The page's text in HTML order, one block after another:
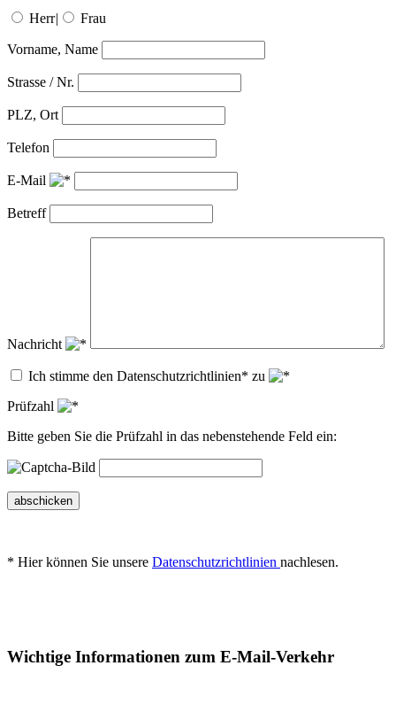
Herr| Frau
Vorname, Name
Strasse / Nr.
PLZ, Ort
Telefon
E-Mail
Betreff
Nachricht
Ich stimme den Datenschutzrichtlinien* zu
Prüfzahl
Bitte geben Sie die Prüfzahl in das nebenstehende Feld ein:
abschicken
* Hier können Sie unsere Datenschutzrichtlinien nachlesen.
Wichtige Informationen zum E-Mail-Verkehr